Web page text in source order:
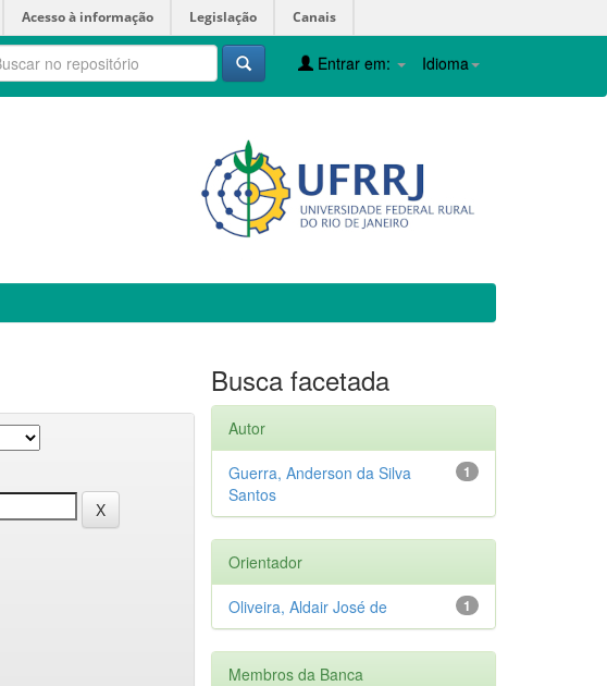
Acesso à informação Legislação Canais
Idioma
Entrar em:
Busca facetada
Autor
1
Guerra, Anderson da Silva
Santos
Orientador
1
Oliveira, Aldair José de
Membros da Banca